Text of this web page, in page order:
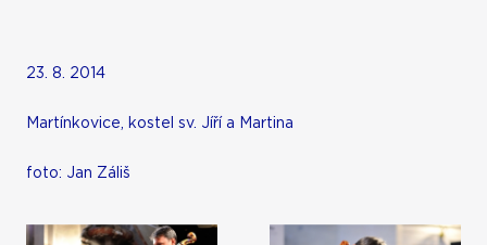
23. 8. 2014
Martínkovice, kostel sv. Jíří a Martina
foto: Jan Záliš